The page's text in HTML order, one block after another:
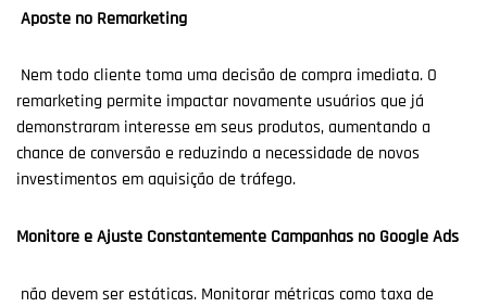
Aposte no Remarketing
Nem todo cliente toma uma decisão de compra imediata. O
remarketing permite impactar novamente usuários que já
demonstraram interesse em seus produtos, aumentando a
chance de conversão e reduzindo a necessidade de novos
investimentos em aquisição de tráfego.
Monitore e Ajuste Constantemente Campanhas no Google Ads
não devem ser estáticas. Monitorar métricas como taxa de